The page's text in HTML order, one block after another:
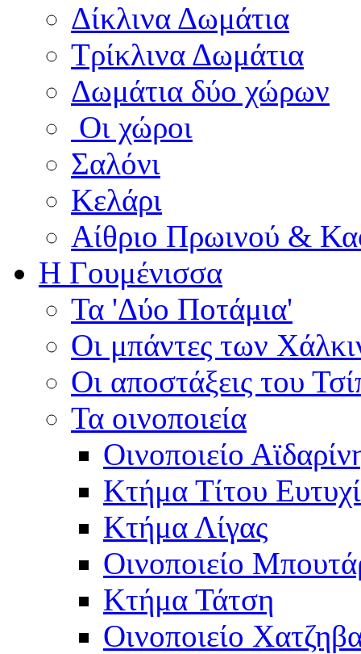
Δίκλινα Δωμάτια
Τρίκλινα Δωμάτια
Δωμάτια δύο χώρων
Οι χώροι
Σαλόνι
Κελάρι
Αίθριο Πρωινού &
Η Γουμένισσα
Τα 'Δύο Ποτάμια'
Οι μπάντες των
Οι αποστάξεις του
Τα οινοποιεία
Οινοποιείο
Κτήμα Τίτου
Κτήμα Λίγας
Οινοποιείο
Κτήμα Τάτση
Οινοποιείο